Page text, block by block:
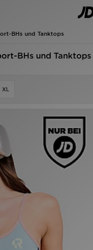
BHs und Tanktops
BHs und Tanktops
XL